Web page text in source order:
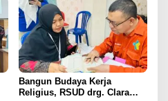
Uronefrologi
Bangun Budaya Kerja
Religius, RSUD drg. Clara